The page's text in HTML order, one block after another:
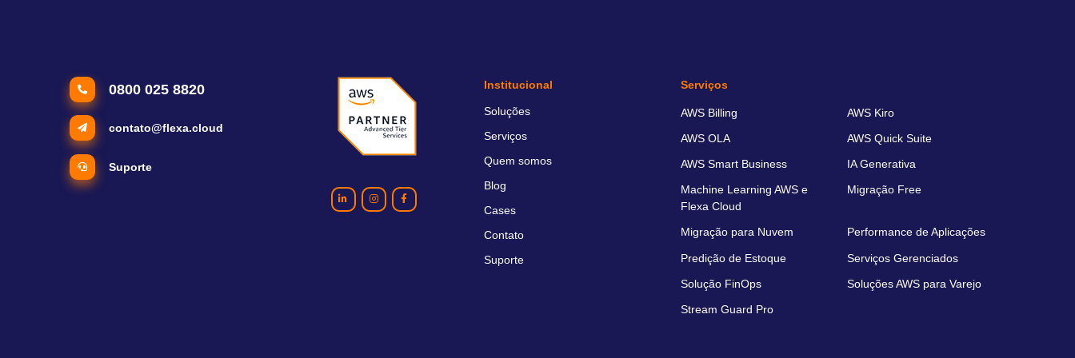
0800 025 8820
contato@flexa.cloud
Suporte
Institucional
Soluções
Serviços
Quem somos
Blog
Cases
Contato
Suporte
Serviços
AWS Billing AWS Kiro
AWS OLA AWS Quick Suite
AWS Smart Business IA Generativa
Machine Learning AWS e
Flexa Cloud
Migração Free
Migração para Nuvem Performance de Aplicações
Predição de Estoque Serviços Gerenciados
Solução FinOps Soluções AWS para Varejo
Stream Guard Pro